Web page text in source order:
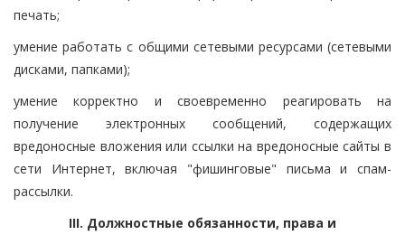
печать;
умение работать с общими сетевыми ресурсами (сетевыми
дисками, папками);
умение корректно и своевременно реагировать на
получение электронных сообщений, содержащих
вредоносные вложения или ссылки на вредоносные сайты в
сети Интернет, включая "фишинговые" письма и спам-
рассылки.
III. Должностные обязанности, права и